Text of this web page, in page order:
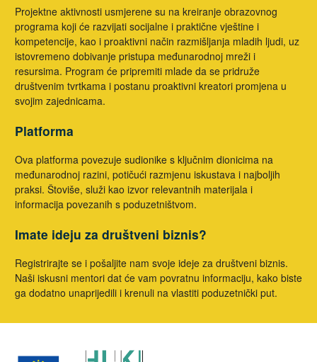
Projektne aktivnosti usmjerene su na kreiranje obrazovnog
programa koji će razvijati socijalne i praktične vještine i
kompetencije, kao i proaktivni način razmišljanja mladih ljudi, uz
istovremeno dobivanje pristupa međunarodnoj mreži i
resursima. Program će pripremiti mlade da se pridruže
društvenim tvrtkama i postanu proaktivni kreatori promjena u
svojim zajednicama.
Platforma
Ova platforma povezuje sudionike s ključnim dionicima na
međunarodnoj razini, potičući razmjenu iskustava i najboljih
praksi. Štoviše, služi kao izvor relevantnih materijala i
informacija povezanih s poduzetništvom.
Imate ideju za društveni biznis?
Registrirajte se i pošaljite nam svoje ideje za društveni biznis.
Naši iskusni mentori dat će vam povratnu informaciju, kako biste
ga dodatno unaprijedili i krenuli na vlastiti poduzetnički put.